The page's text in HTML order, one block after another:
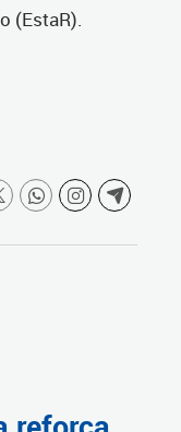
(EstaR).